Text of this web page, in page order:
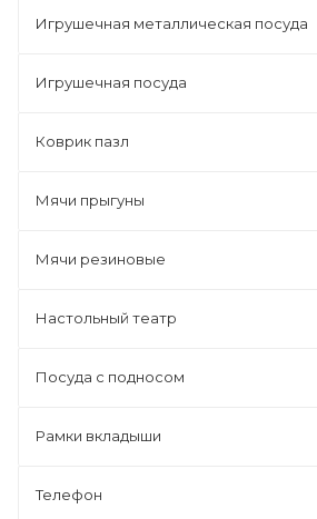
Игрушечная металлическая посуда
Игрушечная посуда
Коврик пазл
Мячи прыгуны
Мячи резиновые
Настольный театр
Посуда с подносом
Рамки вкладыши
Телефон